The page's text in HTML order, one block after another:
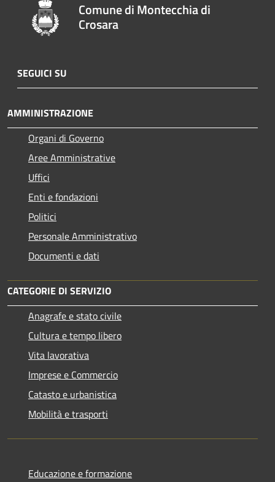
Comune di Montecchia di
Crosara
SEGUICI SU
AMMINISTRAZIONE
Organi di Governo
Aree Amministrative
Uffici
Enti e fondazioni
Politici
Personale Amministrativo
Documenti e dati
CATEGORIE DI SERVIZIO
Anagrafe e stato civile
Cultura e tempo libero
Vita lavorativa
Imprese e Commercio
Catasto e urbanistica
Mobilità e trasporti
Educazione e formazione